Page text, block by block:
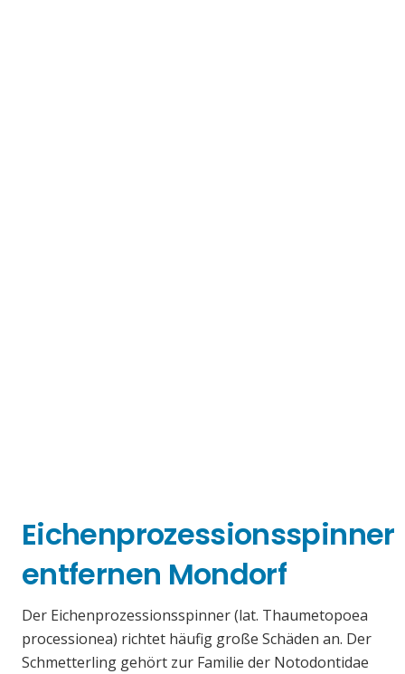
Eichenprozessionsspinner
entfernen Mondorf
Der Eichenprozessionsspinner (lat. Thaumetopoea
processionea) richtet häufig große Schäden an. Der
Schmetterling gehört zur Familie der Notodontidae